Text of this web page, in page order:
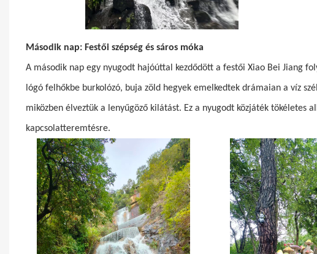
Második nap: Festői szépség és sáros móka
A második nap egy nyugodt hajóúttal kezdődött a festői Xiao Bei Jiang
lógó felhőkbe burkolózó, buja zöld hegyek emelkedtek drámaian a víz
miközben élveztük a lenyűgöző kilátást. Ez a nyugodt közjáték tökéletes
kapcsolatteremtésre.